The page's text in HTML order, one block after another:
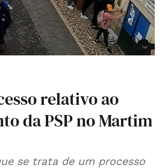
relativo ao
da PSP no Martim
se trata de um processo